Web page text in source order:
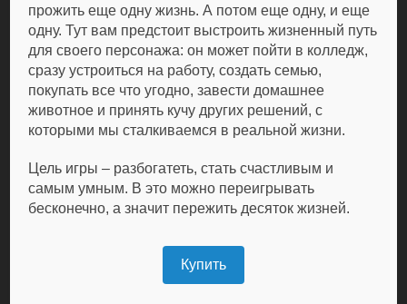
прожить еще одну жизнь. А потом еще одну, и еще
одну. Тут вам предстоит выстроить жизненный путь
для своего персонажа: он может пойти в колледж,
сразу устроиться на работу, создать семью,
покупать все что угодно, завести домашнее
животное и принять кучу других решений, с
которыми мы сталкиваемся в реальной жизни.
Цель игры – разбогатеть, стать счастливым и
самым умным. В это можно переигрывать
бесконечно, а значит пережить десяток жизней.
Купить